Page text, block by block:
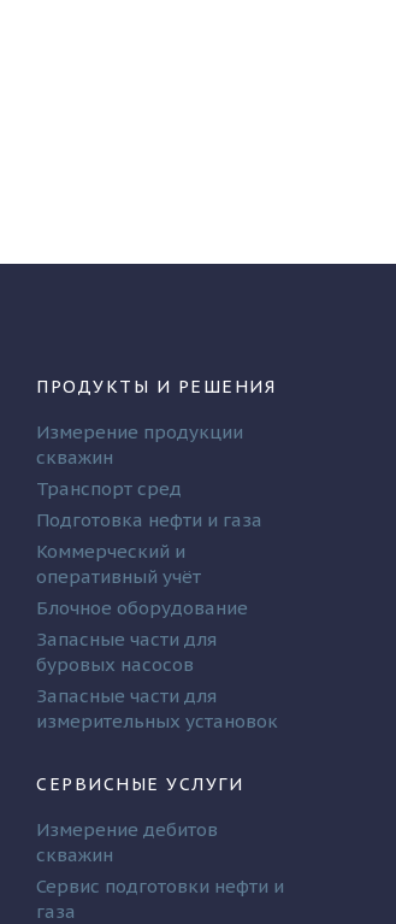
ПРОДУКТЫ И РЕШЕНИЯ
Измерение продукции
скважин
Транспорт сред
Подготовка нефти и газа
Коммерческий и
оперативный учёт
Блочное оборудование
Запасные части для
буровых насосов
Запасные части для
измерительных установок
СЕРВИСНЫЕ УСЛУГИ
Измерение дебитов
скважин
Сервис подготовки нефти и
газа